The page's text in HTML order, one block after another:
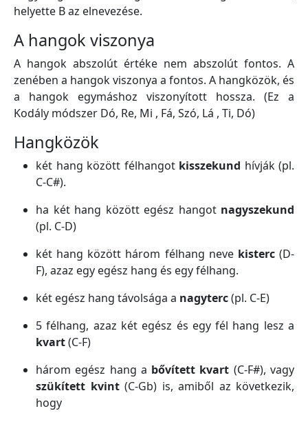
helyette B az elnevezése.
A hangok viszonya
A hangok abszolút értéke nem abszolút fontos. A
zenében a hangok viszonya a fontos. A hangközök, és
a hangok egymáshoz viszonyított hossza. (Ez a
Kodály módszer Dó, Re, Mi , Fá, Szó, Lá , Ti, Dó)
Hangközök
két hang között félhangot kisszekund hívják (pl.
C-C#).
ha két hang között egész hangot nagyszekund
(pl. C-D)
két hang között három félhang neve kisterc(D-
F), azaz egy egész hang és egy félhang.
két egész hang távolsága a nagyterc(pl. C-E)
5 félhang, azaz két egész és egy fél hang lesz a
kvart(C-F)
három egész hang a bővített kvart (C-F#), vagy
szükített kvint(C-Gb) is, amiből az következik,
hogy